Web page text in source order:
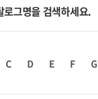
C D E F G